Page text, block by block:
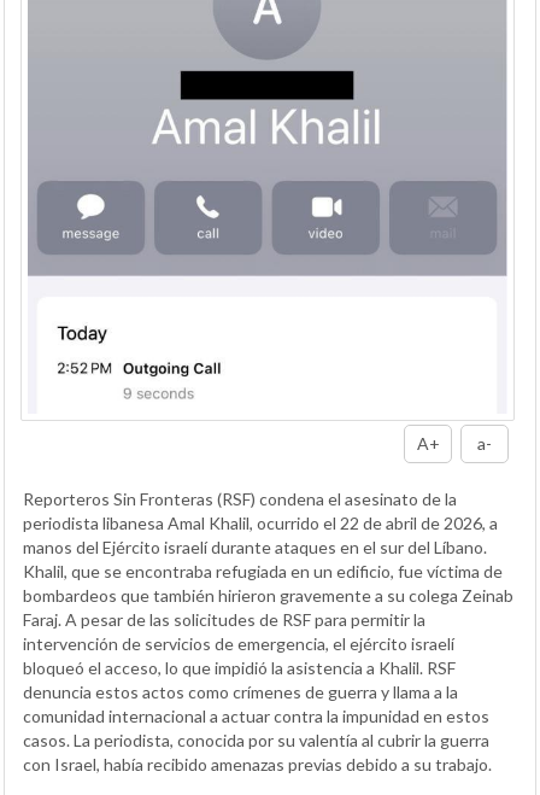
A+ a-
Reporteros Sin Fronteras (RSF) condena el asesinato de la
periodista libanesa Amal Khalil, ocurrido el 22 de abril de 2026, a
manos del Ejército israelí durante ataques en el sur del Líbano.
Khalil, que se encontraba refugiada en un edificio, fue víctima de
bombardeos que también hirieron gravemente a su colega Zeinab
Faraj. A pesar de las solicitudes de RSF para permitir la
intervención de servicios de emergencia, el ejército israelí
bloqueó el acceso, lo que impidió la asistencia a Khalil. RSF
denuncia estos actos como crímenes de guerra y llama a la
comunidad internacional a actuar contra la impunidad en estos
casos. La periodista, conocida por su valentía al cubrir la guerra
con Israel, había recibido amenazas previas debido a su trabajo.